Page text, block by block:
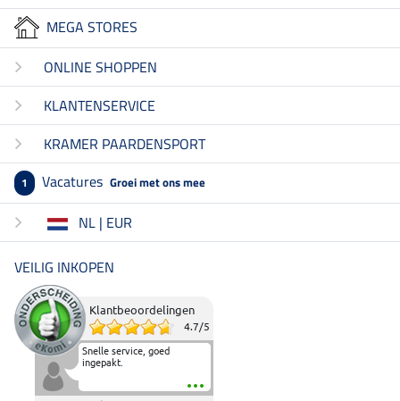
MEGA STORES
ONLINE SHOPPEN
KLANTENSERVICE
KRAMER PAARDENSPORT
1 Vacatures Groei met ons mee
NL | EUR
VEILIG INKOPEN
Klantbeoordelingen
4.7/5
Snelle service, goed
ingepakt.